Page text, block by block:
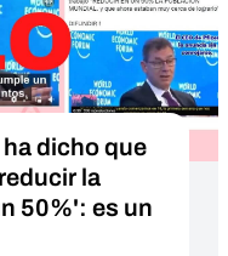
ha dicho que
la
50%': es un